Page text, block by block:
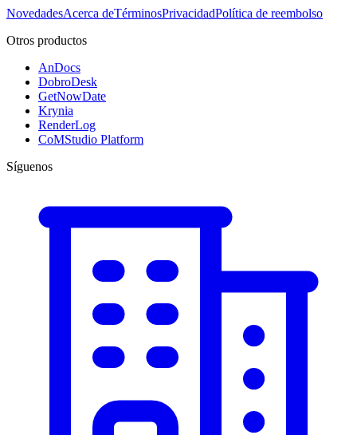
NovedadesAcerca deTérminosPrivacidadPolítica de reembolso
Otros productos
AnDocs
DobroDesk
GetNowDate
Krynia
RenderLog
CoMStudio Platform
Síguenos